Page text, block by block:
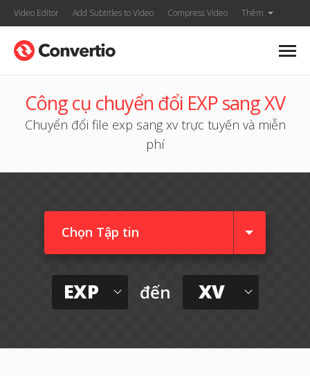
Video Editor Add Subtitles to Video Compress Video Thêm
Công cụ chuyển đổi EXP sang XV
Chuyển đổi file exp sang xv trực tuyến và miễn
phí
Chọn Tập tin
EXP đến XV